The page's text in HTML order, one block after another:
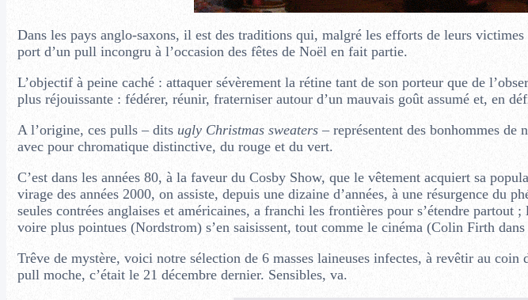
Dans les pays anglo-saxons, il est des traditions qui, malgré les efforts de leurs
port d’un pull incongru à l’occasion des fêtes de Noël en fait partie.
L’objectif à peine caché : attaquer sévèrement la rétine tant de son porteur que de
plus réjouissante : fédérer, réunir, fraterniser autour d’un mauvais goût assumé et, en
A l’origine, ces pulls – dits ugly Christmas sweaters– représentent des bonhommes de
avec pour chromatique distinctive, du rouge et du vert.
C’est dans les années 80, à la faveur du Cosby Show, que le vêtement acquiert sa
virage des années 2000, on assiste, depuis une dizaine d’années, à une résurgence du
seules contrées anglaises et américaines, a franchi les frontières pour s’étendre partout ;
voire plus pointues (Nordstrom) s’en saisissent, tout comme le cinéma (Colin Firth dans
Trêve de mystère, voici notre sélection de 6 masses laineuses infectes, à revêtir au coin
pull moche, c’était le 21 décembre dernier. Sensibles, va.